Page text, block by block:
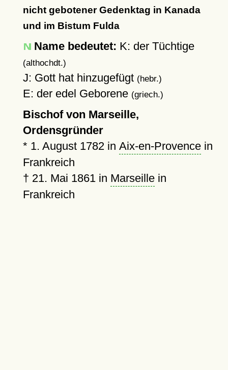
nicht gebotener Gedenktag in Kanada
und im Bistum Fulda
Name bedeutet: K: der Tüchtige
(althochdt.)
J: Gott hat hinzugefügt (hebr.)
E: der edel Geborene (griech.)
Bischof von Marseille,
Ordensgründer
* 1. August 1782in Aix-en-Provencein
Frankreich
† 21. Mai 1861in Marseillein
Frankreich